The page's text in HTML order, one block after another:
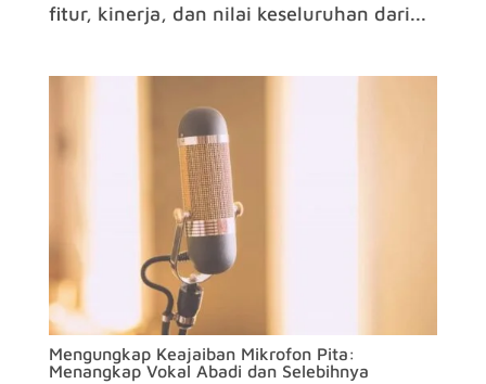
fitur, kinerja, dan nilai keseluruhan dari...
Mengungkap Keajaiban Mikrofon Pita:
Menangkap Vokal Abadi dan Selebihnya